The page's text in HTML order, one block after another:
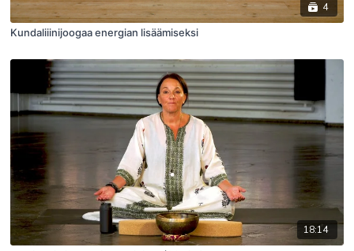
4
Kundaliiinijoogaa energian lisäämiseksi
18:14